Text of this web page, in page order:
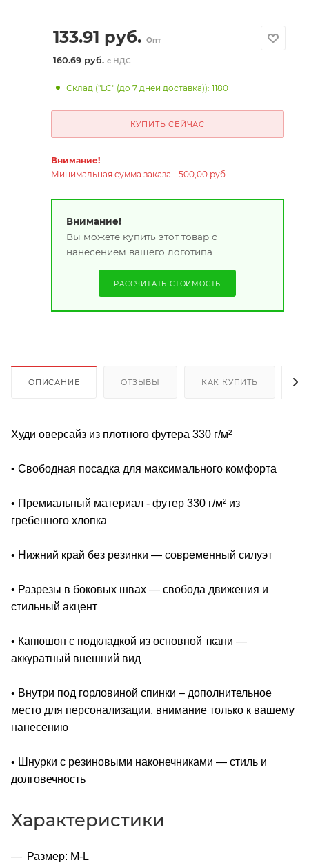
133.91 руб. Опт
160.69 руб. с НДС
Склад ("LC" (до 7 дней доставка)): 1180
КУПИТЬ СЕЙЧАС
Внимание!
Минимальная сумма заказа - 500,00 руб.
Внимание!
Вы можете купить этот товар с
нанесением вашего логотипа
РАССЧИТАТЬ СТОИМОСТЬ
ОПИСАНИЕ ОТЗЫВЫ КАК КУПИТЬ
Худи оверсайз из плотного футера 330 г/м²
• Свободная посадка для максимального комфорта
• Премиальный материал - футер 330 г/м² из
гребенного хлопка
• Нижний край без резинки ― современный силуэт
• Разрезы в боковых швах ― свобода движения и
стильный акцент
• Капюшон с подкладкой из основной ткани ―
аккуратный внешний вид
• Внутри под горловиной спинки – дополнительное
место для персонализации, внимание только к вашему
нанесению
• Шнурки с резиновыми наконечниками ― стиль и
долговечность
Характеристики
Размер: M-L